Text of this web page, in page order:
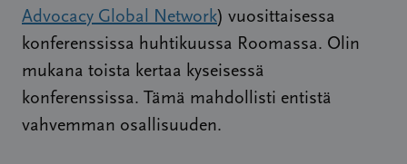
Advocacy Global Network) vuosittaisessa
konferenssissa huhtikuussa Roomassa. Olin
mukana toista kertaa kyseisessä
konferenssissa. Tämä mahdollisti entistä
vahvemman osallisuuden.